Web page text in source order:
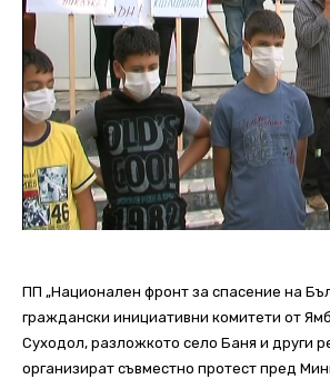
ПП „Национален фронт за спасение на
граждански инициативни комитети от
Суходол, разложкото село Баня и други
организират съвместно протест пред